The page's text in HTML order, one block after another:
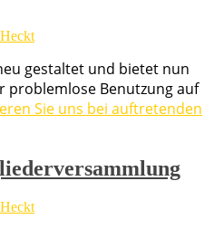
gestaltet und bietet nun
problemlose Benutzung auf
Sie uns bei auftretenden